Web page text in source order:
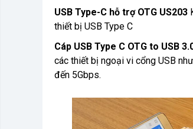
USB Type-C hỗ trợ OTG US203
thiết bị USB Type C
Cáp USB Type C OTG to USB
các thiết bị ngoại vi cổng USB
đến 5Gbps.